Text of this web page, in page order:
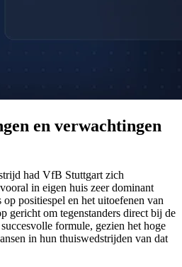
en verwachtingen
had VfB Stuttgart zich
in eigen huis zeer dominant
positiespel en het uitoefenen van
gericht om tegenstanders direct bij de
formule, gezien het hoge
in hun thuiswedstrijden van dat